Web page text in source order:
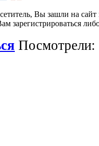
Вы зашли на
зарегистрироваться
Посмотрели: